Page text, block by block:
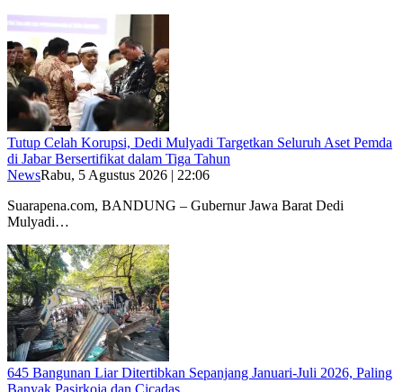
Tutup Celah Korupsi, Dedi Mulyadi Targetkan Seluruh Aset Pemda
di Jabar Bersertifikat dalam Tiga Tahun
NewsRabu, 5 Agustus 2026 | 22:06
Suarapena.com, BANDUNG – Gubernur Jawa Barat Dedi
Mulyadi…
645 Bangunan Liar Ditertibkan Sepanjang Januari-Juli 2026, Paling
Banyak Pasirkoja dan Cicadas